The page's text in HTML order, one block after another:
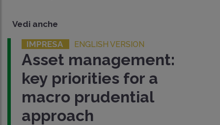
Vedi anche
IMPRESA ENGLISH VERSION
Asset management:
key priorities for a
macro prudential
approach